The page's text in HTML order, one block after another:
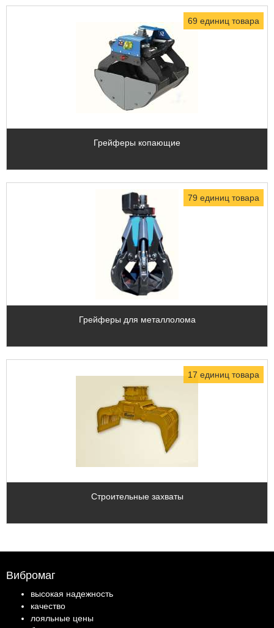
69 единиц товара
Грейферы копающие
79 единиц товара
Грейферы для металлолома
17 единиц товара
Строительные захваты
Вибромаг
высокая надежность
качество
лояльные цены